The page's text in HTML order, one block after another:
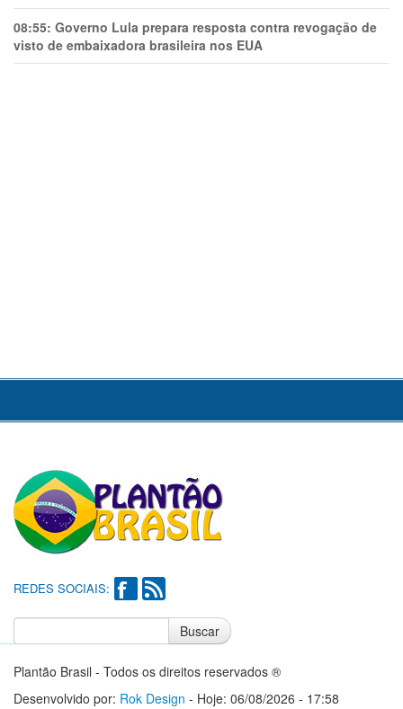
08:55: Governo Lula prepara resposta contra revogação de
visto de embaixadora brasileira nos EUA
REDES SOCIAIS:
Buscar
Plantão Brasil - Todos os direitos reservados ®
Desenvolvido por: Rok Design - Hoje: 06/08/2026 - 17:58